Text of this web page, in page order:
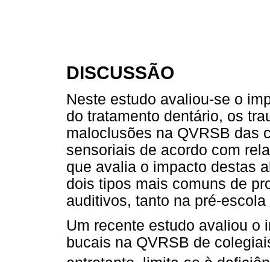
DISCUSSÃO
Neste estudo avaliou-se o
do tratamento dentário, os
maloclusões na QVRSB das
sensoriais de acordo com
que avalia o impacto destas
dois tipos mais comuns de
auditivos, tanto na pré-
Um recente estudo avaliou o
bucais na QVRSB de